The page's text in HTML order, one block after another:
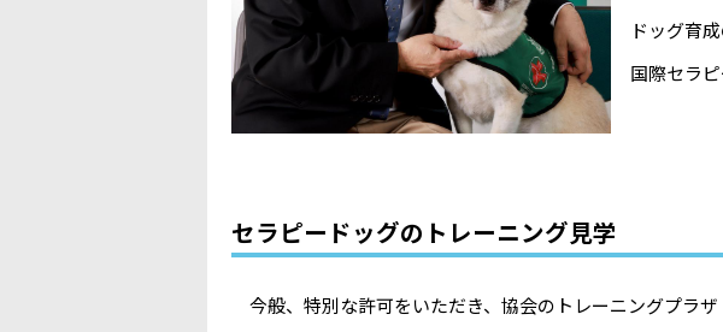
ドッグ育
国際セラ
セラピードッグのトレーニング見学
今般、特別な許可をいただき、協会のトレーニングプラ